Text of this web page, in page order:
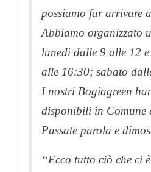
possiamo far arrivare
Abbiamo organizzato
lunedì dalle 9 alle 12
alle 16:30; sabato
I nostri Bogiagreen
disponibili in Comune
Passate parola e
“Ecco tutto ciò che ci